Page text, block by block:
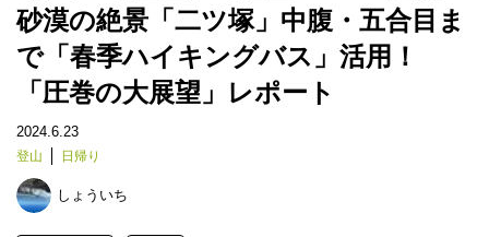
砂漠の絶景「二ツ塚」中腹・五合目ま
で「春季ハイキングバス」活用！
「圧巻の大展望」レポート
2024.6.23
登山 日帰り
しょういち